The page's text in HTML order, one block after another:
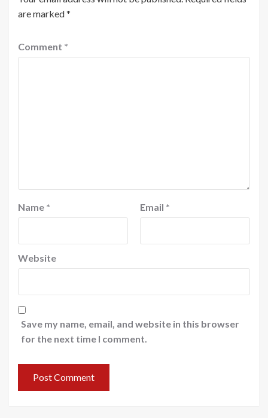
are marked*
Comment *
Name * Email *
Website
Save my name, email, and website in this browser
for the next time I comment.